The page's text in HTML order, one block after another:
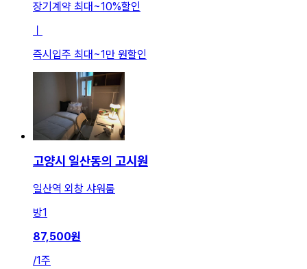
장기계약 최대~10%할인
ㅣ
즉시입주 최대~1만 원할인
고양시 일산동의 고시원
일산역 외창 샤워룸
방1
87,500원
/1주